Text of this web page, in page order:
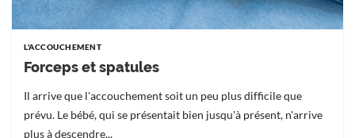
L'ACCOUCHEMENT
Forceps et spatules
Il arrive que l'accouchement soit un peu plus difficile que
prévu. Le bébé, qui se présentait bien jusqu'à présent, n'arrive
plus à descendre...